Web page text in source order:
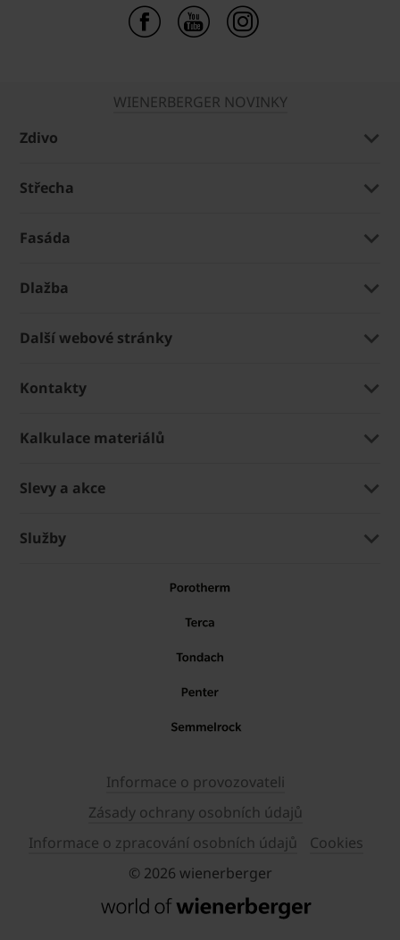
WIENERBERGER NOVINKY
Zdivo
Střecha
Fasáda
Dlažba
Další webové stránky
Kontakty
Kalkulace materiálů
Slevy a akce
Služby
Informace o provozovateli
Zásady ochrany osobních údajů
Informace o zpracování osobních údajů
Cookies
© 2026 wienerberger